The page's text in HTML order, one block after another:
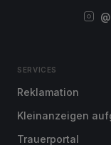
SERVICES
Reklamation
Kleinanzeigen
Trauerportal